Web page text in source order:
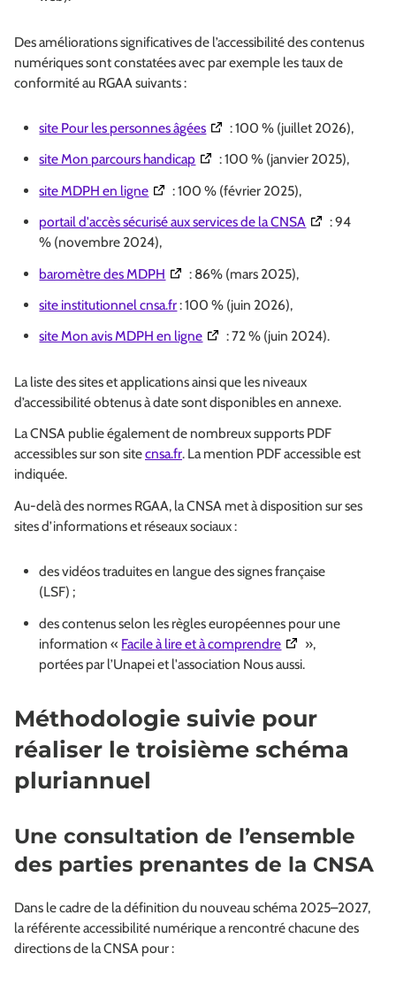
Des améliorations significatives de l’accessibilité des contenus
numériques sont constatées avec par exemple les taux de
conformité au RGAA suivants :
site Pour les personnes âgées(Ouverture dans une nouvelle
: 100 % (juillet 2026),
site Mon parcours handicap (Ouverture dans une nouvelle
: 100 % (janvier 2025),
site MDPH en ligne(Ouverture dans une nouvelle fenêtre)
: 100 % (février 2025),
portail d'accès sécurisé aux services de la CNSA (Ouverture
: 94
% (novembre 2024),
baromètre des MDPH (Ouverture dans une nouvelle fenêtre)
: 86% (mars 2025),
site institutionnel cnsa.fr: 100 % (juin 2026),
site Mon avis MDPH en ligne(Ouverture dans une nouvelle
: 72 % (juin 2024).
La liste des sites et applications ainsi que les niveaux
d’accessibilité obtenus à date sont disponibles en annexe.
La CNSA publie également de nombreux supports PDF
accessibles sur son sitecnsa.fr. La mention PDF accessible est
indiquée.
Au-delà des normes RGAA, la CNSA met à disposition sur ses
sites d’informations et réseaux sociaux :
des vidéos traduites en langue des signes française
(LSF) ;
des contenus selon les règles européennes pour une
information « Facile à lire et à comprendre(Ouverture dans
»,
portées par l’Unapei et l'association Nous aussi.
Méthodologie suivie pour
réaliser le troisième schéma
pluriannuel
Une consultation de l’ensemble
des parties prenantes de la CNSA
Dans le cadre de la définition du nouveau schéma 2025–2027,
la référente accessibilité numérique a rencontré chacune des
directions de la CNSA pour :